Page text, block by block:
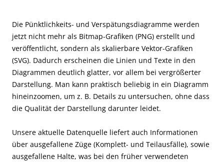
Die Pünktlichkeits- und Verspätungsdiagramme werden
jetzt nicht mehr als Bitmap-Grafiken (PNG) erstellt und
veröffentlicht, sondern als skalierbare Vektor-Grafiken
(SVG). Dadurch erscheinen die Linien und Texte in den
Diagrammen deutlich glatter, vor allem bei vergrößerter
Darstellung. Man kann praktisch beliebig in ein Diagramm
hineinzoomen, um z. B. Details zu untersuchen, ohne dass
die Qualität der Darstellung darunter leidet.
Unsere aktuelle Datenquelle liefert auch Informationen
über ausgefallene Züge (Komplett- und Teilausfälle), sowie
ausgefallene Halte, was bei den früher verwendeten